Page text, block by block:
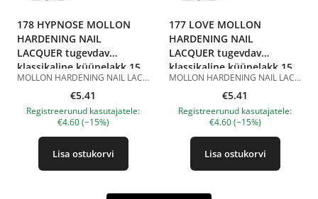
178 HYPNOSE MOLLON
HARDENING NAIL
LACQUER tugevdav
klassikaline küünelakk 15
ml
MOLLON HARDENING NAIL LACQUER 178 HYPNOSE 15 ml on tugevdav klassikaline küünelakk väljendusrikkas elegantses toonis. Toon 178 Hypnose on sügav ja naiselik värv läikiva viimistlusega. See näeb välja stiilne, korrektne ja pilkupüüdev, rõhutab kaunilt küünte kuju ning sobib igapäevaseks maniküüriks, õhtuseks välimuseks, klassikaliseks küünedisainiks ja aktsentküünteks. Hardening Nail Lacquer koostis sisaldab tugevdavat komponenti ja sobib klassikaliseks maniküüriks. Lakk kantakse peale ühtlaselt, kuivab õhu käes ja ei vaja UV/LED-lampi. Parema püsivuse saavutamiseks on soovitatav kasutada seda koos klassikalise küünelaki aluslaki ja pealislakiga. Eelised: tugevdav klassikaline küünelakk; väljendusrikas elegantne toon; läikiv viimistlus; aitab tugevdada naturaalseid küüsi; kantakse peale ühtlaselt; kuivab õhu käes; ei vaja UV/LED-lampi; sobib koduseks ja professionaalseks maniküüriks. Kasutamine: Kandke aluslakk puhtale ja kuivale küüneplaadile. Seejärel kandke peale 1–2 kihti MOLLON HARDENING NAIL LACQUER 178 HYPNOSE, lastes igal kihil õhu käes kuivada. Parema püsivuse saavutamiseks viimistlege maniküür klassikalise küünelaki pealislakiga. Maht: 15 ml. Tootepildid on illustratiivsed. Küsimuste korral ootame alati Sinu meili nanatallinn@gmail.com
€5.41
Registreerunud kasutajatele:
€4.60 (−15%)
Lisa ostukorvi
177 LOVE MOLLON
HARDENING NAIL
LACQUER tugevdav
klassikaline küünelakk 15
ml
MOLLON HARDENING NAIL LACQUER 177 LOVE 15 ml on tugevdav klassikaline küünelakk õrnas romantilises toonis. Toon 177 Love on pehme roosa värv läikiva viimistlusega. See näeb välja naiselik, korrektne ja elegantne ning annab küüntele hoolitsetud välimuse. Sobib igapäevaseks, kontori-, õrnaks klassikaliseks ja romantiliseks maniküüriks. Hardening Nail Lacquer koostis sisaldab tugevdavat komponenti ja sobib klassikaliseks maniküüriks. Lakk kantakse peale ühtlaselt, kuivab õhu käes ja ei vaja UV/LED-lampi. Parema püsivuse saavutamiseks on soovitatav kasutada seda koos klassikalise küünelaki aluslaki ja pealislakiga. Eelised: tugevdav klassikaline küünelakk; õrn roosa toon; läikiv viimistlus; aitab tugevdada naturaalseid küüsi; kantakse peale ühtlaselt; kuivab õhu käes; ei vaja UV/LED-lampi; sobib koduseks ja professionaalseks maniküüriks. Kasutamine: Kandke aluslakk puhtale ja kuivale küüneplaadile. Seejärel kandke peale 1–2 kihti MOLLON HARDENING NAIL LACQUER 177 LOVE, lastes igal kihil õhu käes kuivada. Parema püsivuse saavutamiseks viimistlege maniküür klassikalise küünelaki pealislakiga. Maht: 15 ml. Tootepildid on illustratiivsed. Küsimuste korral ootame alati Sinu meili nanatallinn@gmail.com
€5.41
Registreerunud kasutajatele:
€4.60 (−15%)
Lisa ostukorvi